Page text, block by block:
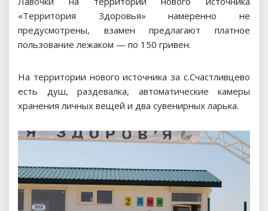
«Территория Здоровья» намеренно не
предусмотрены, взамен предлагают платное
пользование лежаком — по 150 гривен.
На территории нового источника за с.Счастливцево
есть душ, раздевалка, автоматические камеры
хранения личных вещей и два сувенирных ларька.